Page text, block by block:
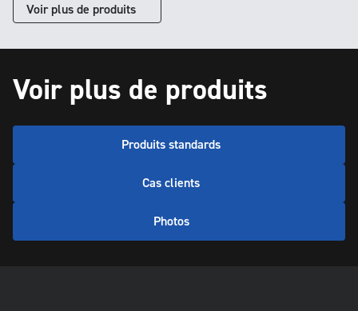
Voir plus de produits
Voir plus de produits
Produits standards
Cas clients
Photos